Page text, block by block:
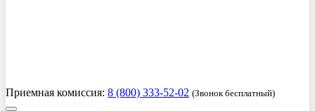
Приемная комиссия: 8 (800) 333-52-02 (Звонок бесплатный)